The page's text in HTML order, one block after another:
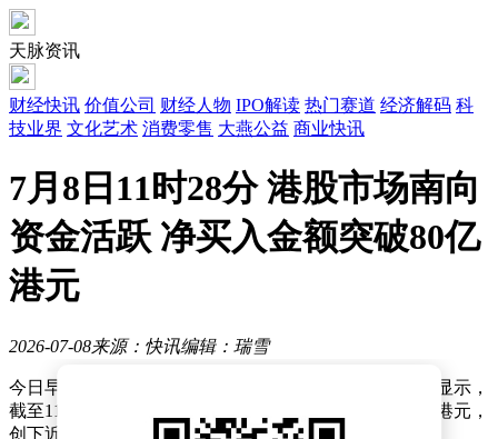
天脉资讯
财经快讯 价值公司 财经人物 IPO解读 热门赛道 经济解码 科
技业界 文化艺术 消费零售 大燕公益 商业快讯
7月8日11时28分 港股市场南向
资金活跃 净买入金额突破80亿
港元
2026-07-08来源：快讯编辑：瑞雪
今日早盘交易时段，南向资金呈现强劲流入态势。数据显示，
截至11时28分，通过港股通渠道净买入金额已突破80亿港元，
创下近期单日净流入新高。